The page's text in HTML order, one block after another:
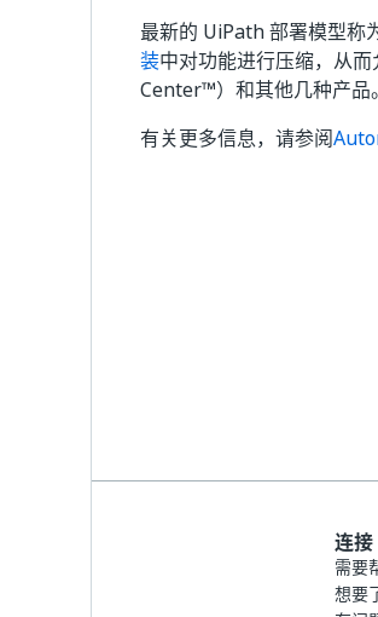
最新的 UiPath 部署模型
装中对功能进行压缩，从
Center™）和其他几种产品。
有关更多信息，请参阅
连接
需要
想要